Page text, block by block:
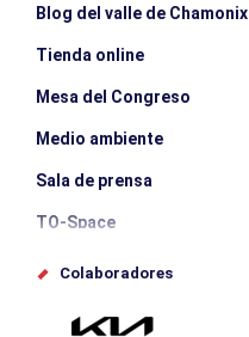
Blog del valle de Chamonix
Tienda online
Mesa del Congreso
Medio ambiente
Sala de prensa
TO-Space
Offices de tourisme
Colaboradores